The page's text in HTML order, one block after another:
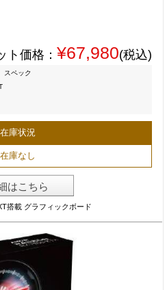
ト価格： ¥67,980(税込)
スペック
在庫状況
在庫なし
はこちら
搭載 グラフィックボード